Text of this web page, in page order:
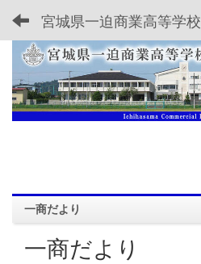
宮城県一迫商業高等学校
一商だより
一商だより